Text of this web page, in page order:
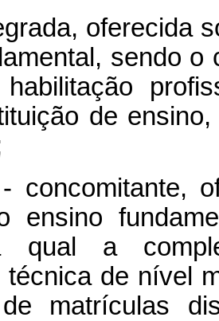
oferecida
sendo
de
concomitante,
ensino
qual a
técnica de nível
matrículas